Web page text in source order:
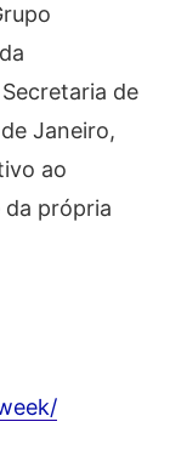
de
Janeiro,
ao
da própria